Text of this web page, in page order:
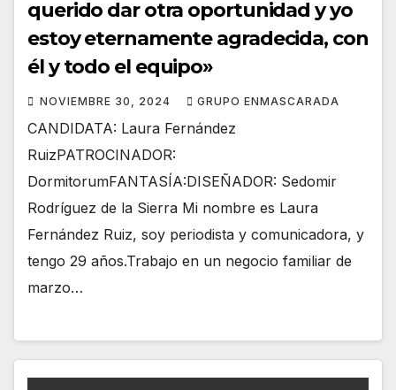
querido dar otra oportunidad y yo
estoy eternamente agradecida, con
él y todo el equipo»
NOVIEMBRE 30, 2024 GRUPO ENMASCARADA
CANDIDATA: Laura Fernández
RuizPATROCINADOR:
DormitorumFANTASÍA:DISEÑADOR: Sedomir
Rodríguez de la Sierra Mi nombre es Laura
Fernández Ruiz, soy periodista y comunicadora, y
tengo 29 años.Trabajo en un negocio familiar de
marzo…